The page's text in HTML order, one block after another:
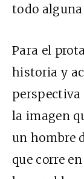
todo
Para el
historia y
la imagen
un hombre
que corre